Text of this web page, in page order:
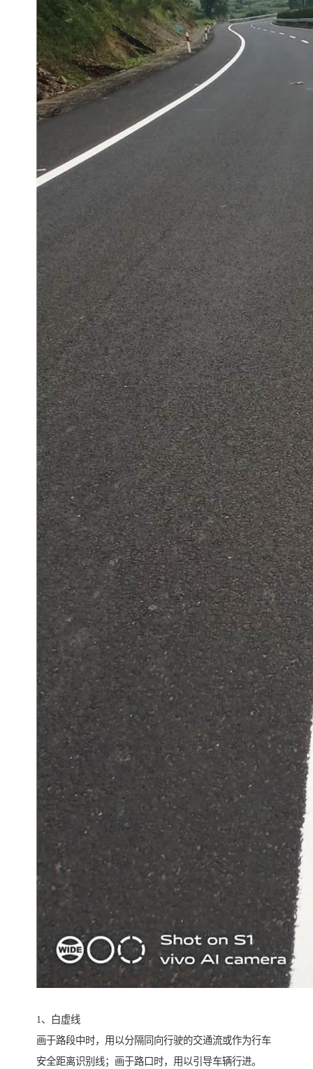
1、白虚线
画于路段中时，用以分隔同向行驶的交通流或作为行车
安全距离识别线；画于路口时，用以引导车辆行进。